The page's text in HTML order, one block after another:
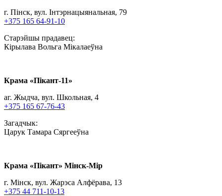
г. Пінск, вул. Інтэрнацыянальная, 79
+375 165 64-91-10
Старэйшы прадавец:
Кірылава Вольга Мікалаеўна
Крама «Пiкант-11»
аг. Жыдча, вул. Школьная, 4
+375 165 67-76-43
Загадчык:
Царук Тамара Сяргееўна
Крама «Пiкант» Мінск-Мір
г. Мінск, вул. Жарэса Алфёрава, 13
+375 44 711-10-13